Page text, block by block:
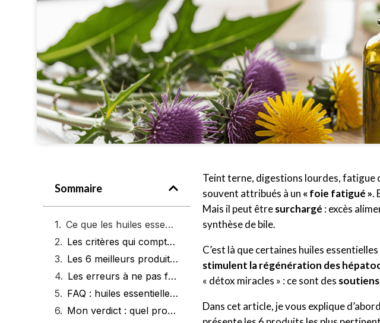
Sommaire
Ce que les huiles essentielles font vraiment pour le foie
Les critères qui comptent vraiment
Les 6 meilleurs produits naturels pour soutenir le foie
Les erreurs à ne pas faire
FAQ : huiles essentielles et foie
Mon verdict : quel produit choisir ?
Teint terne, digestions lourdes, fatigue
souvent attribués à un « foie fatigué ».
Mais il peut êtresurchargé : excès
synthèse de bile.
C’est là que certaines huiles
stimulent la régénération des
« détox miracles » : ce sont des
Dans cet article, je vous explique d’abord